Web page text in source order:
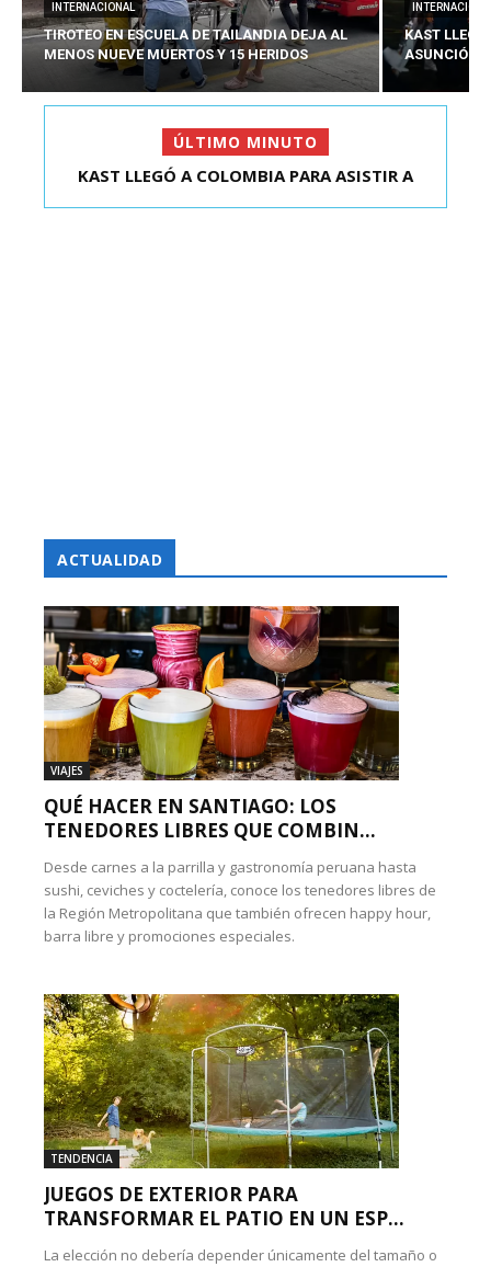
INTERNACIONAL
TIROTEO EN ESCUELA DE TAILANDIA DEJA AL
MENOS NUEVE MUERTOS Y 15 HERIDOS
KAST
ASUNCIÓN
ÚLTIMO MINUTO
KAST LLEGÓ A COLOMBIA PARA ASISTIR A
ACTUALIDAD
VIAJES
QUÉ HACER EN SANTIAGO: LOS
TENEDORES LIBRES QUE COMBIN...
Desde carnes a la parrilla y gastronomía peruana hasta
sushi, ceviches y coctelería, conoce los tenedores libres de
la Región Metropolitana que también ofrecen happy hour,
barra libre y promociones especiales.
TENDENCIA
JUEGOS DE EXTERIOR PARA
TRANSFORMAR EL PATIO EN UN ESP...
La elección no debería depender únicamente del tamaño o